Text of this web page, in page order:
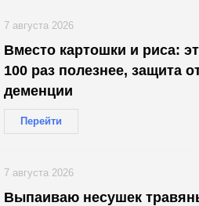
Вместо картошки и риса:
100 раз полезнее, защита
деменции
Перейти
7 августа 2026
Выпаиваю несушек
7 августа 2026